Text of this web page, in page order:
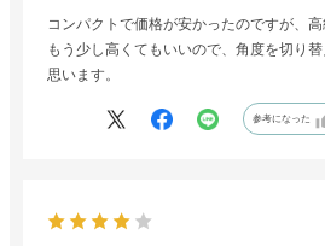
コンパクトで価格が安かったのですが、高
もう少し高くてもいいので、角度を切り
思います。
参考になった